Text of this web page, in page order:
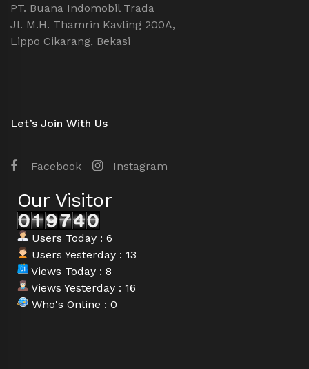
PT. Buana Indomobil Trada
Jl. M.H. Thamrin Kavling 200A,
Lippo Cikarang, Bekasi
Let’s Join With Us
Facebook Instagram
Our Visitor
Users Today : 6
Users Yesterday : 13
Views Today : 8
Views Yesterday : 16
Who's Online : 0